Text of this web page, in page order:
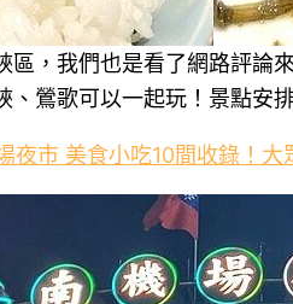
區，我們也是看了網路評論
、鶯歌可以一起玩！景點安
夜市 美食小吃10間收錄！大